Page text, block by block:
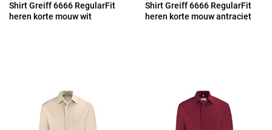
Shirt Greiff 6666 RegularFit
heren korte mouw wit
Shirt Greiff 6666 RegularFit
heren korte mouw antraciet